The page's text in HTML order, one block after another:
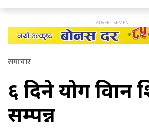
समाचार
६ दिने योग विज्ञान
सम्पन्न